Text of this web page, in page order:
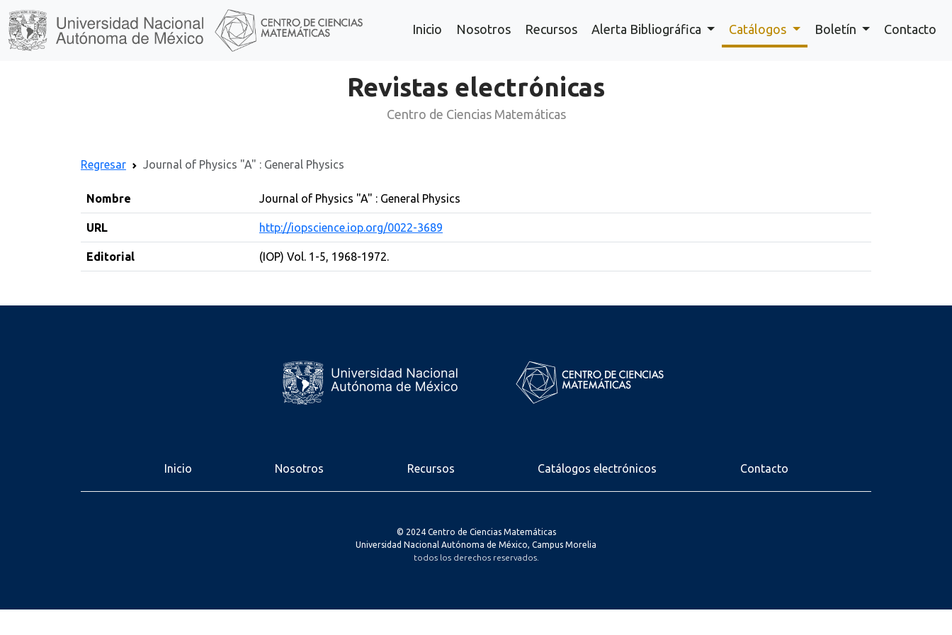
Inicio Nosotros Recursos Alerta Bibliográfica Catálogos Boletín Contacto
Revistas electrónicas
Centro de Ciencias Matemáticas
Regresar Journal of Physics "A" : General Physics
Nombre Journal of Physics "A" : General Physics
URL http://iopscience.iop.org/0022-3689
Editorial (IOP) Vol. 1-5, 1968-1972.
Inicio Nosotros Recursos Catálogos electrónicos Contacto
© 2024 Centro de Ciencias Matemáticas
Universidad Nacional Autónoma de México, Campus Morelia
todos los derechos reservados.